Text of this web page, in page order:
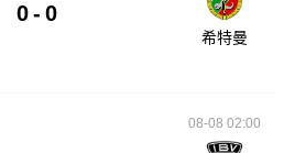
0 - 0
希特曼
08-08 02:00